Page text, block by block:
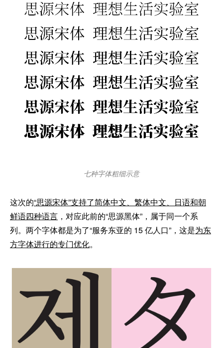
七种字体粗细示意
这次的“思源宋体”支持了简体中文、繁体中文、日语和朝
鲜语四种语言 ，对应此前的“思源黑体”，属于同一个系
列。两个字体都是为了“服务东亚的 15 亿人口”，这是为东
方字体进行的专门优化。